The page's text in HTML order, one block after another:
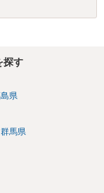
あくまで地主にあ
は、他人の所有権
めずに大きめの鉢
等への納骨を検討
探す
県
群馬県